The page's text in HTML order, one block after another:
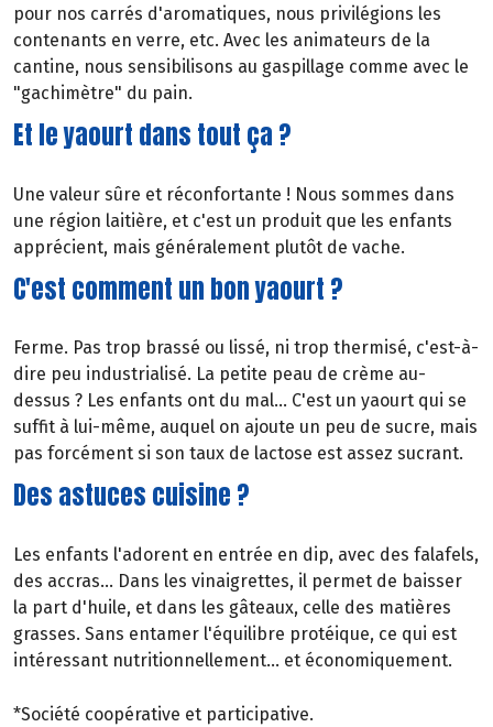
pour nos carrés d'aromatiques, nous privilégions les
contenants en verre, etc. Avec les animateurs de la
cantine, nous sensibilisons au gaspillage comme avec le
"gachimètre" du pain.
Et le yaourt dans tout ça ?
Une valeur sûre et réconfortante ! Nous sommes dans
une région laitière, et c'est un produit que les enfants
apprécient, mais généralement plutôt de vache.
C'est comment un bon yaourt ?
Ferme. Pas trop brassé ou lissé, ni trop thermisé, c'est-à-
dire peu industrialisé. La petite peau de crème au-
dessus ? Les enfants ont du mal... C'est un yaourt qui se
suffit à lui-même, auquel on ajoute un peu de sucre, mais
pas forcément si son taux de lactose est assez sucrant.
Des astuces cuisine ?
Les enfants l'adorent en entrée en dip, avec des falafels,
des accras... Dans les vinaigrettes, il permet de baisser
la part d'huile, et dans les gâteaux, celle des matières
grasses. Sans entamer l'équilibre protéique, ce qui est
intéressant nutritionnellement... et économiquement.
*Société coopérative et participative.